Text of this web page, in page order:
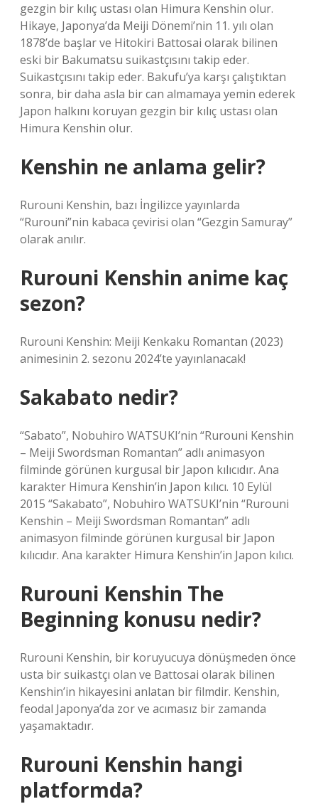
gezgin bir kılıç ustası olan Himura Kenshin olur.
Hikaye, Japonya’da Meiji Dönemi’nin 11. yılı olan
1878’de başlar ve Hitokiri Battosai olarak bilinen
eski bir Bakumatsu suikastçısını takip eder.
Suikastçısını takip eder. Bakufu’ya karşı çalıştıktan
sonra, bir daha asla bir can almamaya yemin ederek
Japon halkını koruyan gezgin bir kılıç ustası olan
Himura Kenshin olur.
Kenshin ne anlama gelir?
Rurouni Kenshin, bazı İngilizce yayınlarda
“Rurouni”nin kabaca çevirisi olan “Gezgin Samuray”
olarak anılır.
Rurouni Kenshin anime kaç
sezon?
Rurouni Kenshin: Meiji Kenkaku Romantan (2023)
animesinin 2. sezonu 2024’te yayınlanacak!
Sakabato nedir?
“Sabato”, Nobuhiro WATSUKI’nin “Rurouni Kenshin
– Meiji Swordsman Romantan” adlı animasyon
filminde görünen kurgusal bir Japon kılıcıdır. Ana
karakter Himura Kenshin’in Japon kılıcı. 10 Eylül
2015 “Sakabato”, Nobuhiro WATSUKI’nin “Rurouni
Kenshin – Meiji Swordsman Romantan” adlı
animasyon filminde görünen kurgusal bir Japon
kılıcıdır. Ana karakter Himura Kenshin’in Japon kılıcı.
Rurouni Kenshin The
Beginning konusu nedir?
Rurouni Kenshin, bir koruyucuya dönüşmeden önce
usta bir suikastçı olan ve Battosai olarak bilinen
Kenshin’in hikayesini anlatan bir filmdir. Kenshin,
feodal Japonya’da zor ve acımasız bir zamanda
yaşamaktadır.
Rurouni Kenshin hangi
platformda?